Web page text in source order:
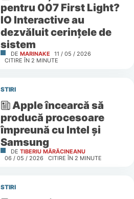
pentru 007 First Light?
IO Interactive au
dezvăluit cerințele de
sistem
DE MARINAKE
11 / 05 / 2026
CITIRE ÎN 2 MINUTE
STIRI
Apple încearcă să
producă procesoare
împreună cu Intel și
Samsung
DE TIBERIU MĂRĂCINEANU
06 / 05 / 2026
CITIRE ÎN 2 MINUTE
STIRI